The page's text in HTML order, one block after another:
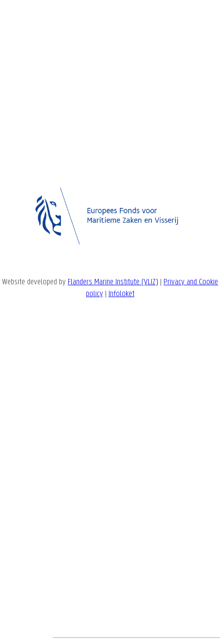
Website developed by Flanders Marine Institute (VLIZ) | Privacy and Cookie
policy | Infoloket